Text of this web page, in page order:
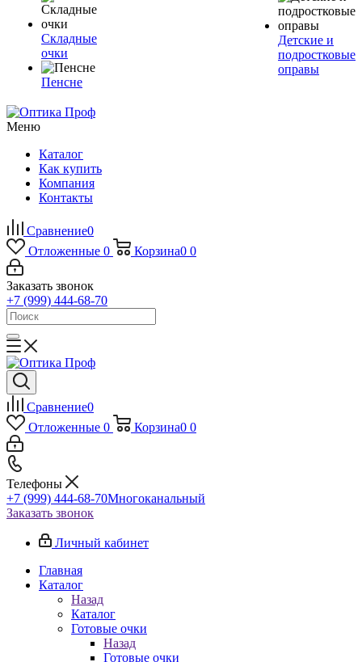
Складные
очки
Пенсне
Детские и
подростковые
оправы
Меню
Каталог
Как купить
Компания
Контакты
Сравнение0
Отложенные 0 Корзина0 0
Заказать звонок
+7 (999) 444-68-70
Сравнение0
Отложенные 0 Корзина0 0
Телефоны
+7 (999) 444-68-70Многоканальный
Заказать звонок
Личный кабинет
Главная
Каталог
Назад
Каталог
Готовые очки
Назад
Готовые очки